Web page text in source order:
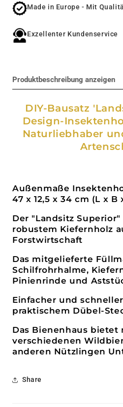
Made in Europe - Mit
Exzellenter Kundenservice
Produktbeschreibung anzeigen
DIY-Bausatz
Design-
Naturliebhaber
Außenmaße
47 x 12,5 x 34 cm (L x B
Der "Landsitz
robustem Kiefernholz
Forstwirtschaft
Das mitgelieferte
Schilfrohrhalme,
Pinienrinde und
Einfacher und
praktischem Dübel-
Das Bienenhaus bietet
verschiedenen
anderen Nützlingen
Share